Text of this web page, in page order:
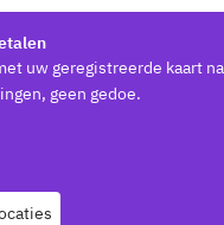
uw geregistreerde kaart
geen gedoe.